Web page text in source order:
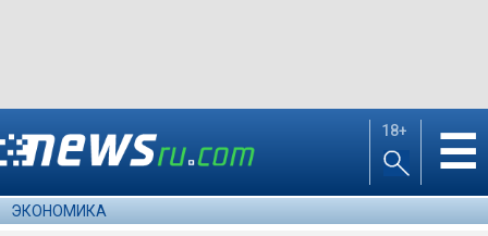
18+ ☰
ЭКОНОМИКА